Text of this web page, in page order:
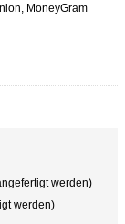
MoneyGram
werden)
werden)